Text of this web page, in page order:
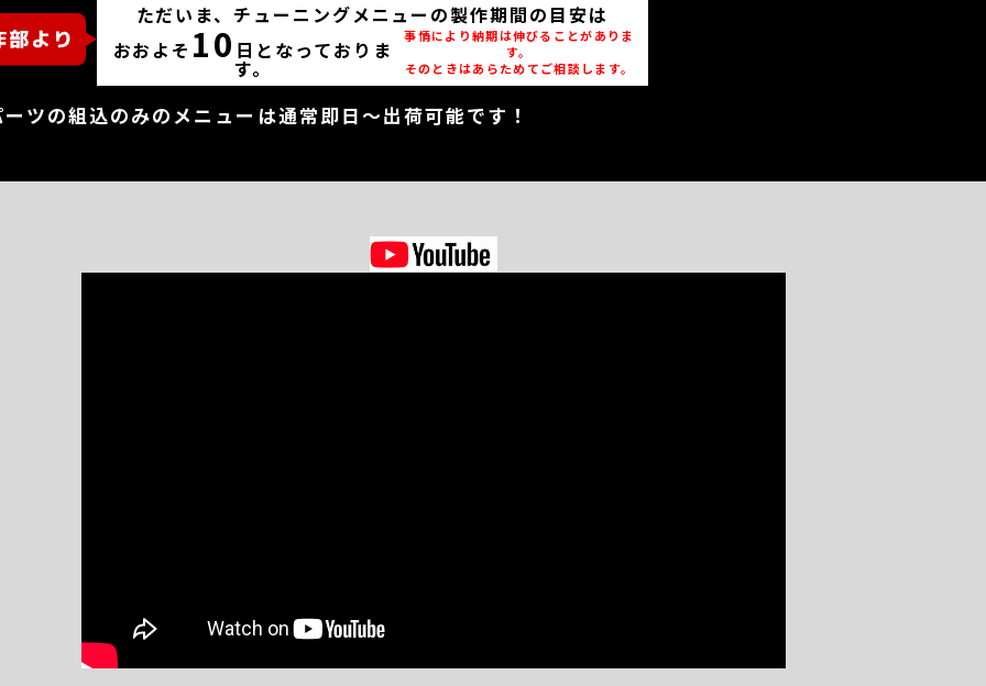
ただいま、チューニングメニューの製作期間の目安は
おおよそ 10 日となっておりま
す。
事情により納期は伸びることがありま
す。
そのときはあらためてご相談します。
ツの組込のみのメニューは通常即日～出荷可能です！